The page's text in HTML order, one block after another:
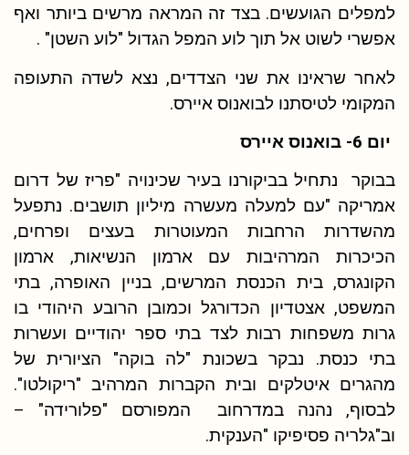
למפלים הגועשים. בצד זה המראה מרשים ביותר ואף
אפשרי לשוט אל תוך לוע המפל הגדול "לוע השטן" .
לאחר שראינו את שני הצדדים, נצא לשדה התעופה
המקומי לטיסתנו לבואנוס איירס.
יום 6- בואנוס איירס
בבוקר נתחיל בביקורנו בעיר שכינויה "פריז של דרום
אמריקה "עם למעלה מעשרה מיליון תושבים. נתפעל
מהשדרות הרחבות המעוטרות בעצים ופרחים,
הכיכרות המרהיבות עם ארמון הנשיאות, ארמון
הקונגרס, בית הכנסת המרשים, בניין האופרה, בתי
המשפט, אצטדיון הכדורגל וכמובן הרובע היהודי בו
גרות משפחות רבות לצד בתי ספר יהודיים ועשרות
בתי כנסת. נבקר בשכונת "לה בוקה" הציורית של
מהגרים איטלקים ובית הקברות המרהיב "ריקולטו".
לבסוף, נהנה במדרחוב המפורסם "פלורידה" –
וב"גלריה פסיפיקו "הענקית.